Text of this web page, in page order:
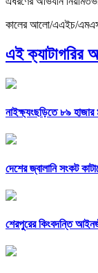
কালের আলো/এএইচ/
এই ক্যাটাগরির
নাইক্ষ্যংছড়িতে ৮৯ হাজার
দেশের জ্বালানি সংকট
শেরপুরের কিংবদন্তি